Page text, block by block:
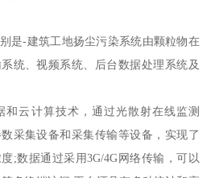
是-建筑工地扬尘污染系统由颗粒物在
统、视频系统、后台数据处理系统及
和云计算技术，通过光散射在线监测
采集设备和采集传输等设备，实现了
;数据通过采用3G/4G网络传输，可以